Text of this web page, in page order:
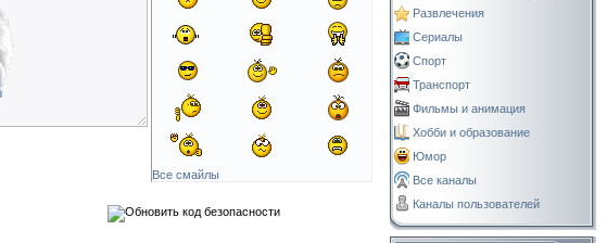
Все смайлы
Развлечения
Сериалы
Спорт
Транспорт
Фильмы и анимация
Хобби и образование
Юмор
Все каналы
Каналы пользователей